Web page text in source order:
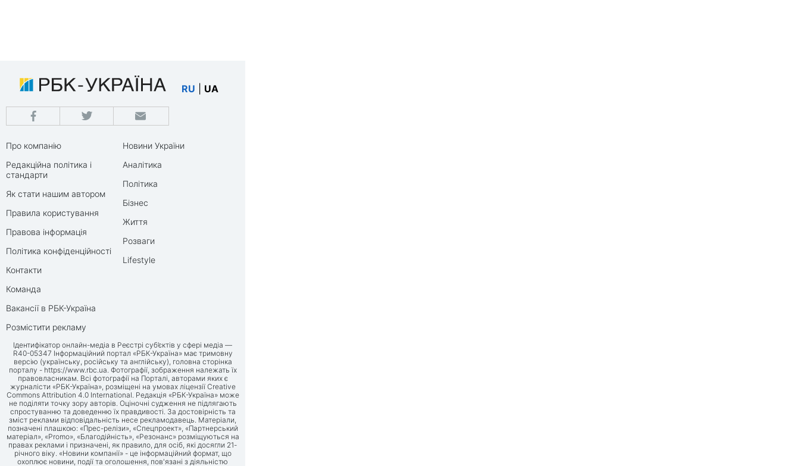
RU UA
Про компанію
Редакційна політика і
стандарти
Як стати нашим автором
Правила користування
Правова інформація
Політика конфіденційності
Контакти
Команда
Вакансії в РБК-Україна
Розмістити рекламу
Новини України
Аналітика
Політика
Бізнес
Життя
Розваги
Lifestyle
Ідентифікатор онлайн-медіа в Реєстрі суб’єктів у сфері медіа —
R40-05347 Інформаційний портал «РБК-Україна» має тримовну
версію (українську, російську та англійську), головна сторінка
порталу - https://www.rbc.ua. Фотографії, зображення належать їх
правовласникам. Всі фотографії на Порталі, авторами яких є
журналісти «РБК-Україна», розміщені на умовах ліцензії Creative
Commons Attribution 4.0 International. Редакція «РБК-Україна» може
не поділяти точку зору авторів. Оціночні судження не підлягають
спростуванню та доведенню їх правдивості. За достовірність та
зміст реклами відповідальність несе рекламодавець. Матеріали,
позначені плашкою: «Прес-релізи», «Спецпроект», «Партнерський
матеріал», «Promo», «Благодійність», «Резонанс» розміщуються на
правах реклами і призначені, як правило, для осіб, які досягли 21-
річного віку. «Новини компанії» - це інформаційний формат, що
охоплює новини, події та оголошення, пов'язані з діяльністю